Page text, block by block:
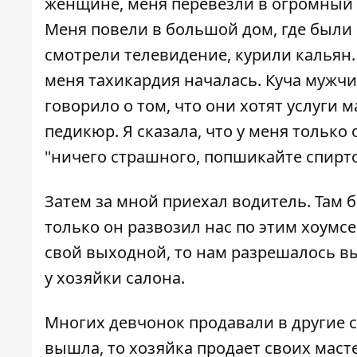
Меня повели в большой дом, где
смотрели телевидение, курили кальян.
меня тахикардия началась. Куча
говорило о том, что они хотят
педикюр. Я сказала, что у меня
"ничего страшного, попшикайте
Затем за мной приехал водитель. Там
только он развозил нас по этим
свой выходной, то нам разрешалось
у хозяйки салона.
Многих девчонок продавали в другие
вышла, то хозяйка продает своих